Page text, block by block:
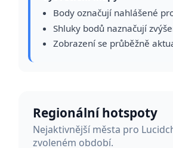
Body označují nahlášené
Shluky bodů naznačují
Zobrazení se průběžně
Regionální hotspoty
Nejaktivnější města pro
zvoleném období.